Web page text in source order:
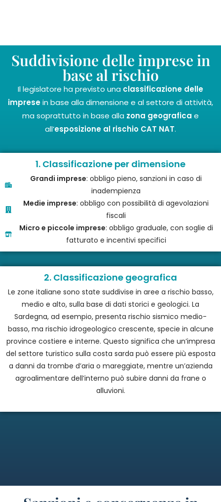
Suddivisione delle imprese in
base al rischio
Il legislatore ha previsto una classificazione delle
impresein base alla dimensione e al settore di attività,
ma soprattutto in base alla zona geografica e
all’esposizione al rischio CAT NAT.
1. Classificazione per dimensione
Grandi imprese: obbligo pieno, sanzioni in caso di
inadempienza
Medie imprese: obbligo con possibilità di agevolazioni
fiscali
Micro e piccole imprese: obbligo graduale, con soglie di
fatturato e incentivi specifici
2. Classificazione geografica
Le zone italiane sono state suddivise in aree a rischio basso,
medio e alto, sulla base di dati storici e geologici. La
Sardegna, ad esempio, presenta rischio sismico medio-
basso, ma rischio idrogeologico crescente, specie in alcune
province costiere e interne. Questo significa che un’impresa
del settore turistico sulla costa sarda può essere più esposta
a danni da trombe d’aria o mareggiate, mentre un’azienda
agroalimentare dell’interno può subire danni da frane o
alluvioni.